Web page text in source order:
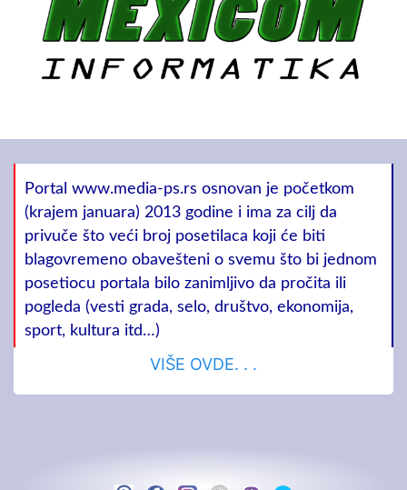
Portal www.media-ps.rs osnovan je početkom
(krajem januara) 2013 godine i ima za cilj da
privuče što veći broj posetilaca koji će biti
blagovremeno obavešteni o svemu što bi jednom
posetiocu portala bilo zanimljivo da pročita ili
pogleda (vesti grada, selo, društvo, ekonomija,
sport, kultura itd…)
VIŠE OVDE. . .